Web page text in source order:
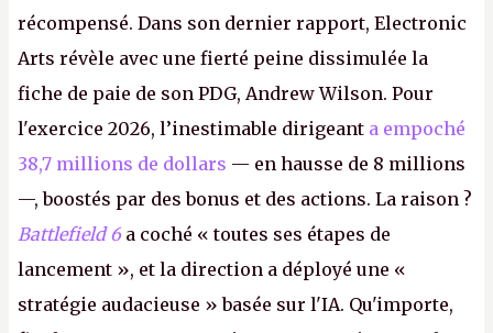
récompensé. Dans son dernier rapport, Electronic
Arts révèle avec une fierté peine dissimulée la
fiche de paie de son PDG, Andrew Wilson. Pour
l'exercice 2026, l’inestimable dirigeant a empoché
38,7 millions de dollars — en hausse de 8 millions
—, boostés par des bonus et des actions. La raison ?
Battlefield 6 a coché « toutes ses étapes de
lancement », et la direction a déployé une «
stratégie audacieuse » basée sur l'IA. Qu'importe,